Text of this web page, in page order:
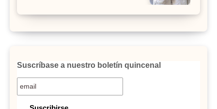
Suscríbase a nuestro boletín quincenal